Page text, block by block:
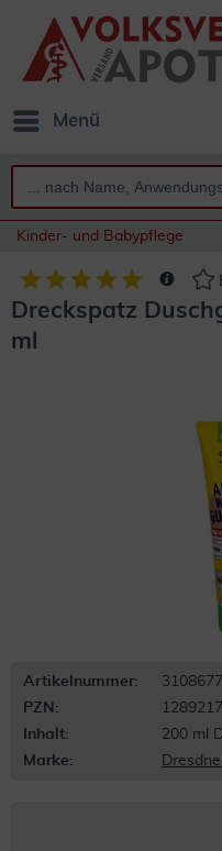
Menü
Kinder- und Babypflege
Dreckspatz
ml
Artikelnummer:
3108677
PZN:
Inhalt:
200 ml
Marke: